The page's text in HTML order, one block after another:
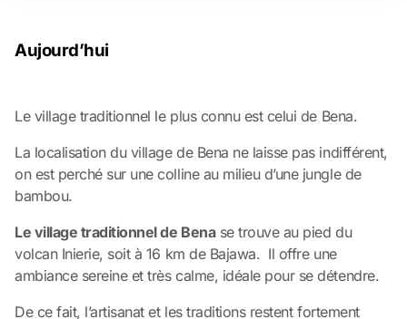
Aujourd’hui
Le village traditionnel le plus connu est celui de Bena.
La localisation du village de Bena ne laisse pas indifférent,
on est perché sur une colline au milieu d’une jungle de
bambou.
Le village traditionnel de Benase trouve au pied du
volcan Inierie, soit à 16 km de Bajawa. Il offre une
ambiance sereine et très calme, idéale pour se détendre.
De ce fait, l’artisanat et les traditions restent fortement